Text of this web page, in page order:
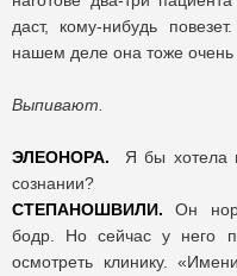
даст, кому-нибудь
нашем деле она тоже очень
Выпивают.
ЭЛЕОНОРА. Я бы хотела
сознании?
СТЕПАНОШВИЛИ. Он
бодр. Но сейчас у него
осмотреть клинику.